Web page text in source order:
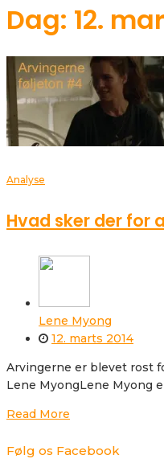
Dag: 12.
Analyse
Hvad sker der for
Lene Myong
12. marts 2014
Arvingerne er blevet rost
Lene MyongLene Myong
Read More
Følg os Facebook